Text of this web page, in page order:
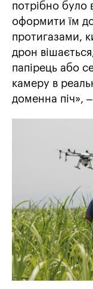
потрібно було
оформити їм
протигазами,
дрон
папірець або
камеру в
доменна піч»,